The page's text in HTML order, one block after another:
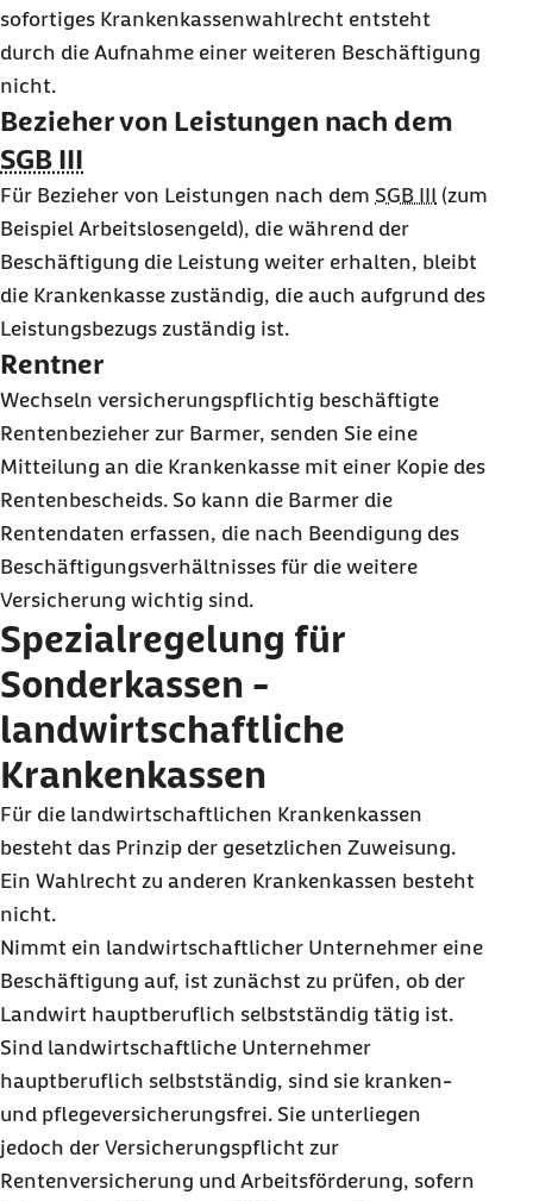
sofortiges Krankenkassenwahlrecht entsteht
durch die Aufnahme einer weiteren Beschäftigung
nicht.
Bezieher von Leistungen nach dem
SGB III
Für Bezieher von Leistungen nach dem SGB III (zum
Beispiel Arbeitslosengeld), die während der
Beschäftigung die Leistung weiter erhalten, bleibt
die Krankenkasse zuständig, die auch aufgrund des
Leistungsbezugs zuständig ist.
Rentner
Wechseln versicherungspflichtig beschäftigte
Rentenbezieher zur Barmer, senden Sie eine
Mitteilung an die Krankenkasse mit einer Kopie des
Rentenbescheids. So kann die Barmer die
Rentendaten erfassen, die nach Beendigung des
Beschäftigungsverhältnisses für die weitere
Versicherung wichtig sind.
Spezialregelung für
Sonderkassen -
landwirtschaftliche
Krankenkassen
Für die landwirtschaftlichen Krankenkassen
besteht das Prinzip der gesetzlichen Zuweisung.
Ein Wahlrecht zu anderen Krankenkassen besteht
nicht.
Nimmt ein landwirtschaftlicher Unternehmer eine
Beschäftigung auf, ist zunächst zu prüfen, ob der
Landwirt hauptberuflich selbstständig tätig ist.
Sind landwirtschaftliche Unternehmer
hauptberuflich selbstständig, sind sie kranken-
und pflegeversicherungsfrei. Sie unterliegen
jedoch der Versicherungspflicht zur
Rentenversicherung und Arbeitsförderung, sofern